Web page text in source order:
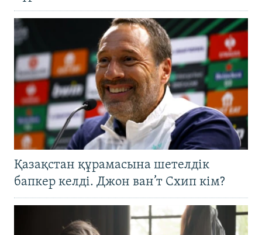
Қазақстан құрамасына шетелдік
бапкер келді. Джон ван’т Схип кім?